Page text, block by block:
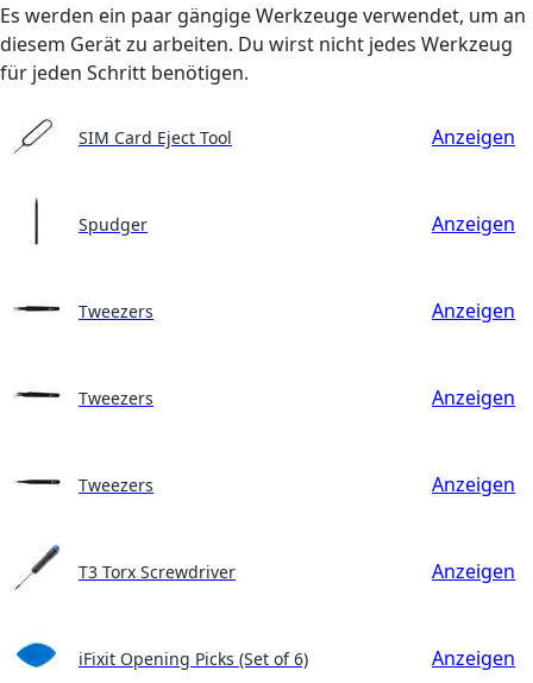
Es werden ein paar gängige Werkzeuge verwendet, um an
diesem Gerät zu arbeiten. Du wirst nicht jedes Werkzeug
für jeden Schritt benötigen.
SIM Card Eject Tool Anzeigen
Spudger Anzeigen
Tweezers Anzeigen
Tweezers Anzeigen
Tweezers Anzeigen
T3 Torx Screwdriver Anzeigen
iFixit Opening Picks (Set of 6) Anzeigen